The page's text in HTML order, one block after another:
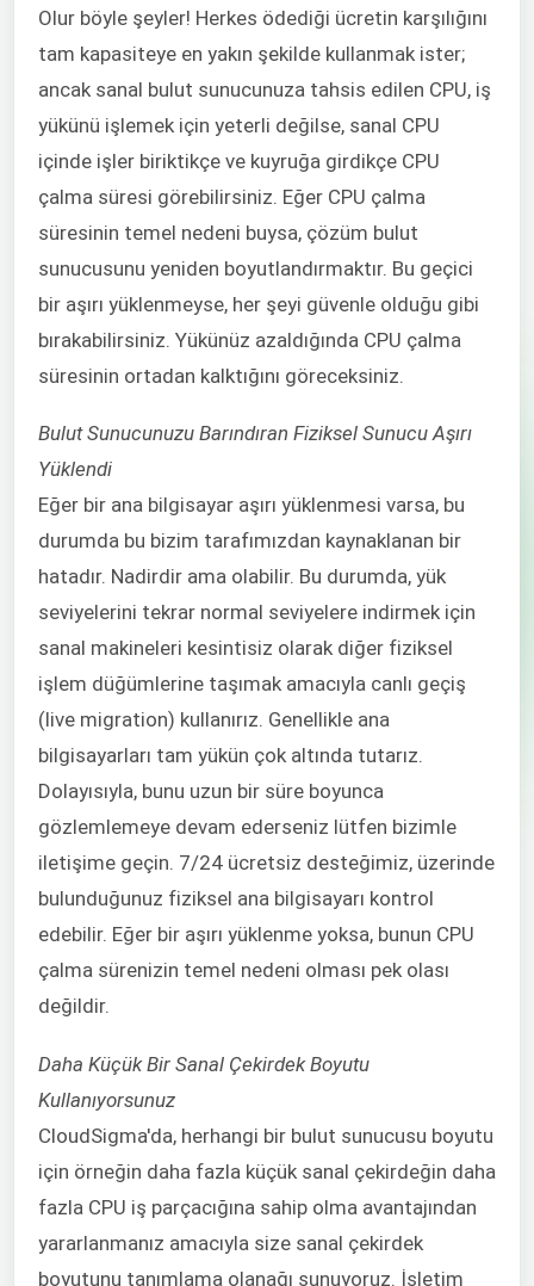
Olur böyle şeyler! Herkes ödediği ücretin karşılığını
tam kapasiteye en yakın şekilde kullanmak ister;
ancak sanal bulut sunucunuza tahsis edilen CPU, iş
yükünü işlemek için yeterli değilse, sanal CPU
içinde işler biriktikçe ve kuyruğa girdikçe CPU
çalma süresi görebilirsiniz. Eğer CPU çalma
süresinin temel nedeni buysa, çözüm bulut
sunucusunu yeniden boyutlandırmaktır. Bu geçici
bir aşırı yüklenmeyse, her şeyi güvenle olduğu gibi
bırakabilirsiniz. Yükünüz azaldığında CPU çalma
süresinin ortadan kalktığını göreceksiniz.
Bulut Sunucunuzu Barındıran Fiziksel Sunucu Aşırı
Yüklendi
Eğer bir ana bilgisayar aşırı yüklenmesi varsa, bu
durumda bu bizim tarafımızdan kaynaklanan bir
hatadır. Nadirdir ama olabilir. Bu durumda, yük
seviyelerini tekrar normal seviyelere indirmek için
sanal makineleri kesintisiz olarak diğer fiziksel
işlem düğümlerine taşımak amacıyla canlı geçiş
(live migration) kullanırız. Genellikle ana
bilgisayarları tam yükün çok altında tutarız.
Dolayısıyla, bunu uzun bir süre boyunca
gözlemlemeye devam ederseniz lütfen bizimle
iletişime geçin. 7/24 ücretsiz desteğimiz, üzerinde
bulunduğunuz fiziksel ana bilgisayarı kontrol
edebilir. Eğer bir aşırı yüklenme yoksa, bunun CPU
çalma sürenizin temel nedeni olması pek olası
değildir.
Daha Küçük Bir Sanal Çekirdek Boyutu
Kullanıyorsunuz
CloudSigma'da, herhangi bir bulut sunucusu boyutu
için örneğin daha fazla küçük sanal çekirdeğin daha
fazla CPU iş parçacığına sahip olma avantajından
yararlanmanız amacıyla size sanal çekirdek
boyutunu tanımlama olanağı sunuyoruz. İşletim